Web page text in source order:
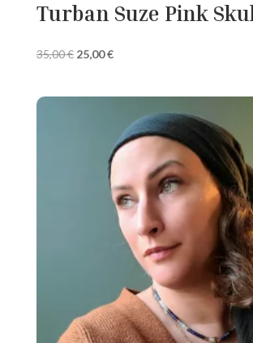
Turban Suze Pink
35,00€ Le
25,00€Le
25,00 €.